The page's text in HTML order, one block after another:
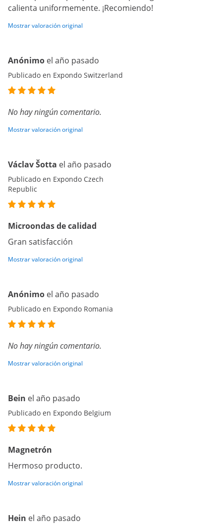
calienta uniformemente. ¡Recomiendo!
Mostrar valoración original
Anónimo el año pasado
Publicado en Expondo Switzerland
No hay ningún comentario.
Mostrar valoración original
Václav Šotta el año pasado
Publicado en Expondo Czech
Republic
Microondas de calidad
Gran satisfacción
Mostrar valoración original
Anónimo el año pasado
Publicado en Expondo Romania
No hay ningún comentario.
Mostrar valoración original
Bein el año pasado
Publicado en Expondo Belgium
Magnetrón
Hermoso producto.
Mostrar valoración original
Hein el año pasado